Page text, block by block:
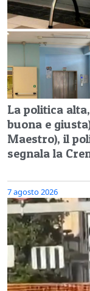
La politica
buona e
Maestro), il
segnala la
7 agosto 2026